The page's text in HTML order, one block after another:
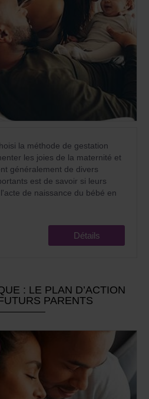
la méthode de gestation
les joies de la maternité et
généralement de divers
est de savoir si leurs
de naissance du bébé en
Détails
: LE PLAN D’ACTION
PARENTS